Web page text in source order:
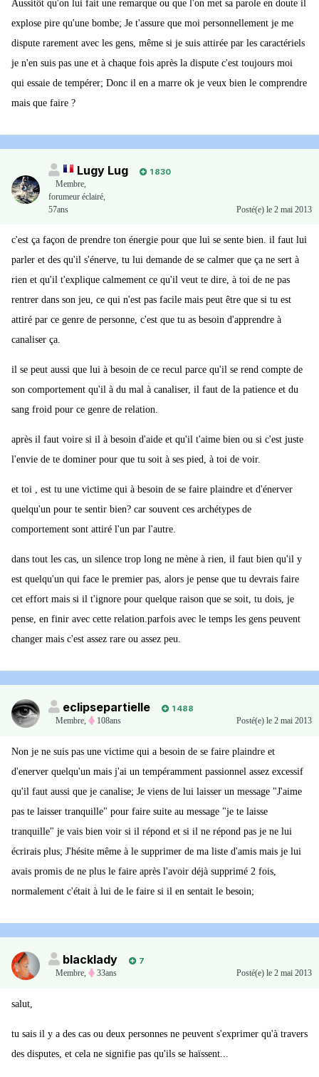
Aussitôt qu'on lui fait une remarque ou que l'on met sa parole en doute il
explose pire qu'une bombe; Je t'assure que moi personnellement je me
dispute rarement avec les gens, même si je suis attirée par les caractériels
je n'en suis pas une et à chaque fois après la dispute c'est toujours moi
qui essaie de tempérer; Donc il en a marre ok je veux bien le comprendre
mais que faire ?
Lugy Lug
1 830
Membre,
forumeur éclairé,
57ans
Posté(e) le 2 mai 2013
c'est ça façon de prendre ton énergie pour que lui se sente bien. il faut lui
parler et des qu'il s'énerve, tu lui demande de se calmer que ça ne sert à
rien et qu'il t'explique calmement ce qu'il veut te dire, à toi de ne pas
rentrer dans son jeu, ce qui n'est pas facile mais peut être que si tu est
attiré par ce genre de personne, c'est que tu as besoin d'apprendre à
canaliser ça.
il se peut aussi que lui à besoin de ce recul parce qu'il se rend compte de
son comportement qu'il à du mal à canaliser, il faut de la patience et du
sang froid pour ce genre de relation.
après il faut voire si il à besoin d'aide et qu'il t'aime bien ou si c'est juste
l'envie de te dominer pour que tu soit à ses pied, à toi de voir.
et toi , est tu une victime qui à besoin de se faire plaindre et d'énerver
quelqu'un pour te sentir bien? car souvent ces archétypes de
comportement sont attiré l'un par l'autre.
dans tout les cas, un silence trop long ne mène à rien, il faut bien qu'il y
est quelqu'un qui face le premier pas, alors je pense que tu devrais faire
cet effort mais si il t'ignore pour quelque raison que se soit, tu dois, je
pense, en finir avec cette relation.parfois avec le temps les gens peuvent
changer mais c'est assez rare ou assez peu.
eclipsepartielle
1 488
Membre, 108ans Posté(e) le 2 mai 2013
Non je ne suis pas une victime qui a besoin de se faire plaindre et
d'enerver quelqu'un mais j'ai un tempéramment passionnel assez excessif
qu'il faut aussi que je canalise; Je viens de lui laisser un message "J'aime
pas te laisser tranquille" pour faire suite au message "je te laisse
tranquille" je vais bien voir si il répond et si il ne répond pas je ne lui
écrirais plus; J'hésite même à le supprimer de ma liste d'amis mais je lui
avais promis de ne plus le faire après l'avoir déjà supprimé 2 fois,
normalement c'était à lui de le faire si il en sentait le besoin;
blacklady
7
Membre, 33ans Posté(e) le 2 mai 2013
salut,
tu sais il y a des cas ou deux personnes ne peuvent s'exprimer qu'à travers
des disputes, et cela ne signifie pas qu'ils se haïssent...